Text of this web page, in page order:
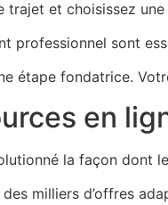
trajet et choisissez
professionnel sont
étape fondatrice.
en
la façon dont
milliers d’offres